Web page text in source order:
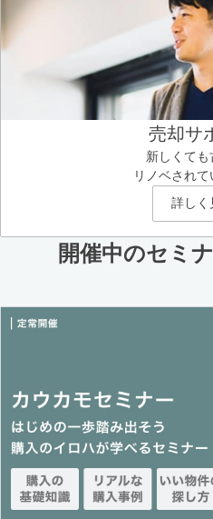
売却サ
新しくても
リノベされ
詳しく
開催中のセミ